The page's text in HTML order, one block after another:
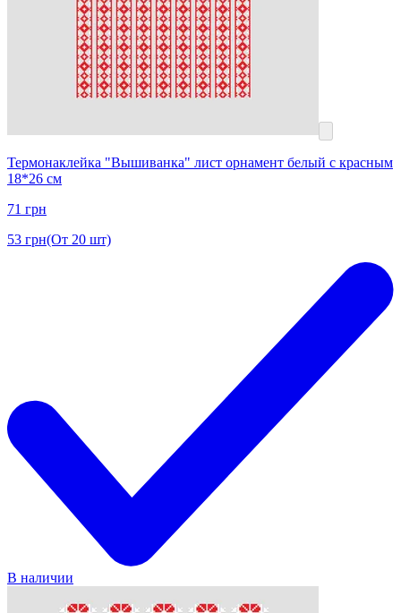
Термонаклейка "Вышиванка" лист орнамент белый с красным
18*26 см
71 грн
53 грн(От 20 шт)
В наличии